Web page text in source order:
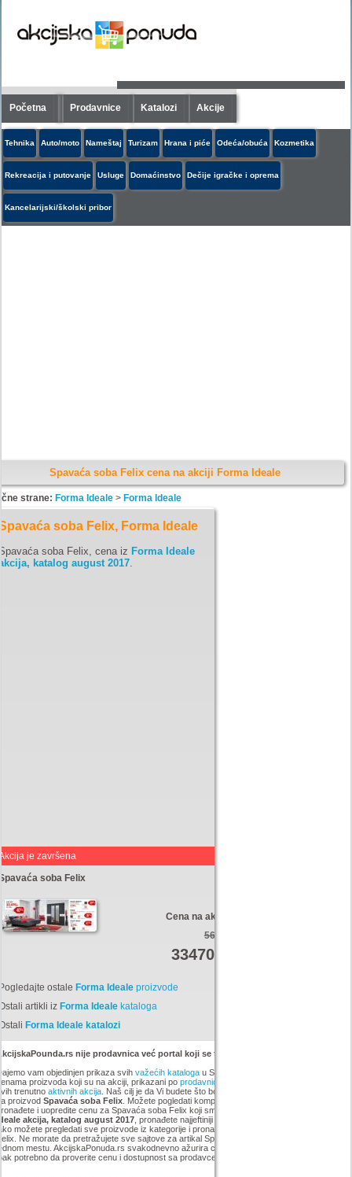
Početna Prodavnice Katalozi Akcije
Tehnika Auto/moto Nameštaj Turizam Hrana i piće Odeća/obuća Kozmetika
Rekreacija i putovanje Usluge Domaćinstvo Dečije igračke i oprema
Kancelarijski/školski pribor
Spavaća soba Felix cena na akciji Forma Ideale
strane: Forma Ideale> Forma Ideale
soba Felix, Forma Ideale
soba Felix, cena iz Forma Ideale
katalog august 2017.
je završena
soba Felix
Cena na akciji:
56300
33470Din
ostale Forma Idealeproizvode
artikli iz Forma Idealekataloga
Forma Ideale katalozi
nije prodavnica već portal koji se trudi da uštedi vaš novac.
vam objedinjen prikaza svih važećih katalogau Srbiji, sa popustima i sniženim
proizvoda koji su na akciji, prikazani po prodavnicama
trenutno aktivnih akcija. Naš cilj je da Vi budete što bolje informisani o popustima i ceni
proizvod Spavaća soba Felix. Možete pogledati kompletan
i uopredite cenu za Spavaća soba Felix koji smo mi pronašli na akciji
akcija, katalog august 2017, pronađete najjeftiniji Spavaća soba Felix u grupi . Vrlo
možete pregledati sve proizvode iz kategorije i pronaći najnižu cenu za Spavaća soba
Ne morate da pretražujete sve sajtove za artikal Spavaća soba Felix, sve Vam je na
mestu. AkcijskaPonuda.rs svakodnevno ažurira cene za Spavaća soba Felix, ali je
potrebno da proverite cenu i dostupnost sa prodavcem, kao i načinu isporuke i plaćanja.